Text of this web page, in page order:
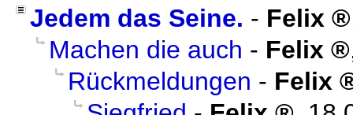
Jedem das Seine. - Felix
Machen die auch - Felix
Rückmeldungen - Felix